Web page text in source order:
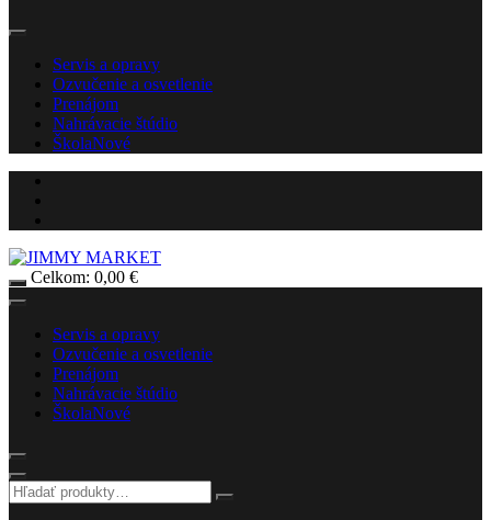
Servis a opravy
Ozvučenie a osvetlenie
Prenájom
Nahrávacie štúdio
ŠkolaNové
Celkom: 0,00 €
Servis a opravy
Ozvučenie a osvetlenie
Prenájom
Nahrávacie štúdio
ŠkolaNové